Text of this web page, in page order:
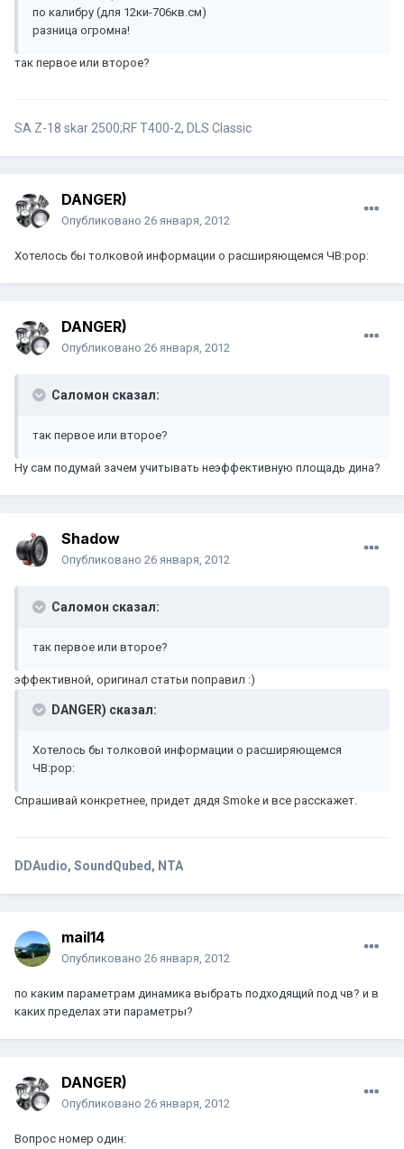
по калибру (для 12ки-706кв.см)
разница огромна!
так первое или второе?
SA Z-18 skar 2500;RF T400-2, DLS Classic
DANGER)
Опубликовано 26 января, 2012
Хотелось бы толковой информации о расширяющемся ЧВ:pop:
DANGER)
Опубликовано 26 января, 2012
Саломон сказал:
так первое или второе?
Ну сам подумай зачем учитывать неэффективную площадь дина?
Shadow
Опубликовано 26 января, 2012
Саломон сказал:
так первое или второе?
эффективной, оригинал статьи поправил :)
DANGER) сказал:
Хотелось бы толковой информации о расширяющемся
ЧВ:pop:
Спрашивай конкретнее, придет дядя Smoke и все расскажет.
DDAudio, SoundQubed, NTA
mail14
Опубликовано 26 января, 2012
по каким параметрам динамика выбрать подходящий под чв? и в
каких пределах эти параметры?
DANGER)
Опубликовано 26 января, 2012
Вопрос номер один: